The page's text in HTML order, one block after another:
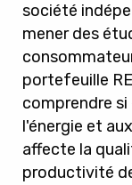
société
mener des
portefeuille
comprendre
l'énergie et
affecte la
productivité